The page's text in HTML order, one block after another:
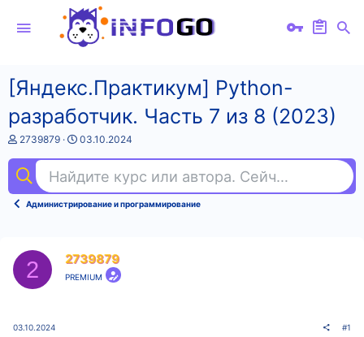
[Яндекс.Практикум] Python-
разработчик. Часть 7 из 8 (2023)
А
т
о
т
2739879
Д
а
н
а
а
03.10.2024
Найдите курс или автора. Сейчас ищут
Администрирование и программирование
2 2739879
PREMIUM
03.10.2024 #1